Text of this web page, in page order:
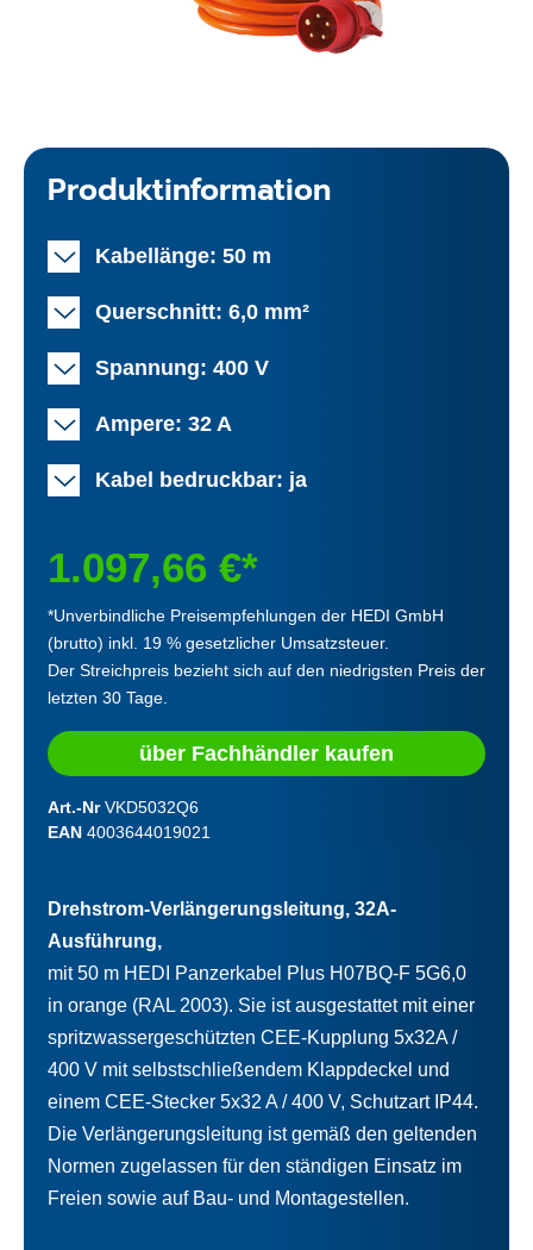
Produktinformation
Kabellänge: 50 m
Querschnitt: 6,0 mm²
Spannung: 400 V
Ampere: 32 A
Kabel bedruckbar: ja
1.097,66 €*
*Unverbindliche Preisempfehlungen der HEDI GmbH
(brutto) inkl. 19 % gesetzlicher Umsatzsteuer.
Der Streichpreis bezieht sich auf den niedrigsten Preis der
letzten 30 Tage.
über Fachhändler kaufen
Art.-NrVKD5032Q6
EAN 4003644019021
Drehstrom-Verlängerungsleitung, 32A-
Ausführung,
mit 50 m HEDI Panzerkabel Plus H07BQ-F 5G6,0
in orange (RAL 2003). Sie ist ausgestattet mit einer
spritzwassergeschützten CEE-Kupplung 5x32A /
400 V mit selbstschließendem Klappdeckel und
einem CEE-Stecker 5x32 A / 400 V, Schutzart IP44.
Die Verlängerungsleitung ist gemäß den geltenden
Normen zugelassen für den ständigen Einsatz im
Freien sowie auf Bau- und Montagestellen.